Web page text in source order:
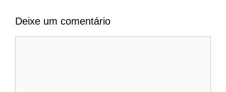
Deixe um comentário